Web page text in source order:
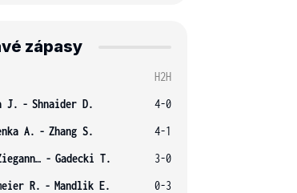
zápasy
H2H
J. - Shnaider D.
4-0
A. - Zhang S.
4-1
Ryan Ziegann S. - Gadecki T.
3-0
R. - Mandlik E.
0-3